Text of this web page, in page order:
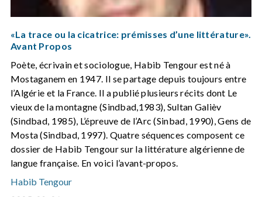
«La trace ou la cicatrice: prémisses d’une littérature».
Avant Propos
Poète, écrivain et sociologue, Habib Tengour est né à
Mostaganem en 1947. Il se partage depuis toujours entre
l’Algérie et la France. Il a publié plusieurs récits dont Le
vieux de la montagne (Sindbad,1983), Sultan Galièv
(Sindbad, 1985), L’épreuve de l’Arc (Sinbad, 1990), Gens de
Mosta (Sindbad, 1997). Quatre séquences composent ce
dossier de Habib Tengour sur la littérature algérienne de
langue française. En voici l’avant-propos.
Habib Tengour